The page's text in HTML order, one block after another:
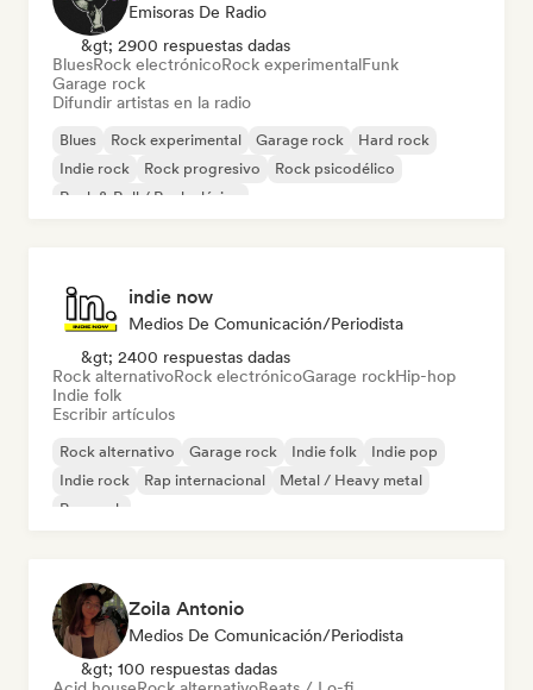
Emisoras De Radio
&gt; 2900 respuestas dadas
BluesRock electrónicoRock experimentalFunk
Garage rock
Difundir artistas en la radio
Blues Rock experimental Garage rock
Hard rock
Indie rock
Rock progresivo
Rock psicodélico
Rock & Roll / Rock clásico
indie now
Medios De Comunicación/Periodista
&gt; 2400 respuestas dadas
Rock alternativoRock electrónicoGarage rockHip-hop
Indie folk
Escribir artículos
Rock alternativo Garage rock Indie folk
Indie pop
Indie rock
Rap internacional
Metal / Heavy metal
Pop rock
Zoila Antonio
Medios De Comunicación/Periodista
&gt; 100 respuestas dadas